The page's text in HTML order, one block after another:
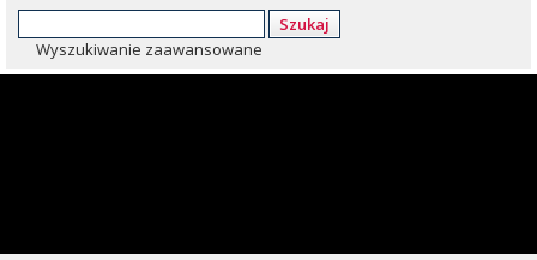
Szukaj
Wyszukiwanie zaawansowane